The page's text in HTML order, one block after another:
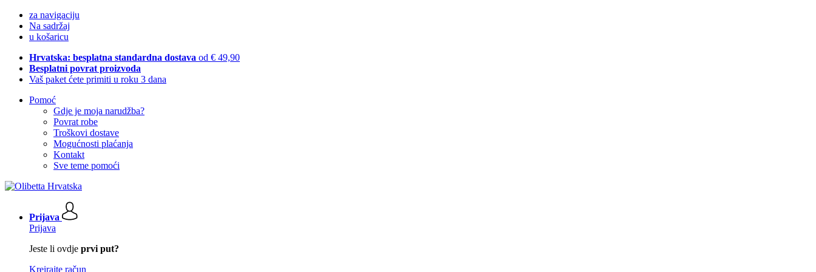
za navigaciju
Na sadržaj
u košaricu
Hrvatska: besplatna standardna dostava od € 49,90
Besplatni povrat proizvoda
Vaš paket ćete primiti u roku 3 dana
Pomoć
Gdje je moja narudžba?
Povrat robe
Troškovi dostave
Mogućnosti plaćanja
Kontakt
Sve teme pomoći
Prijava
Prijava
Jeste li ovdje prvi put?
Kreirajte račun